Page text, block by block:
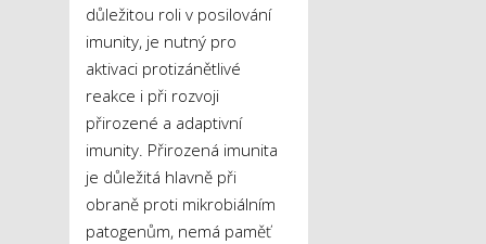
důležitou roli v posilování
imunity, je nutný pro
aktivaci protizánětlivé
reakce i při rozvoji
přirozené a adaptivní
imunity. Přirozená imunita
je důležitá hlavně při
obraně proti mikrobiálním
patogenům, nemá paměť